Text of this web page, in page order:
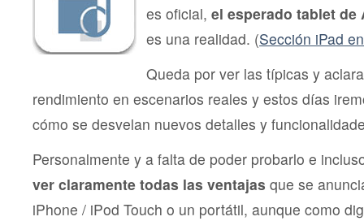
es oficial, el esperado tablet de
es una realidad. (Sección iPad
Queda por ver las típicas y
rendimiento en escenarios reales y estos días
cómo se desvelan nuevos detalles y
Personalmente y a falta de poder probarlo e
ver claramente todas las ventajas que se
iPhone / iPod Touch o un portátil, aunque como